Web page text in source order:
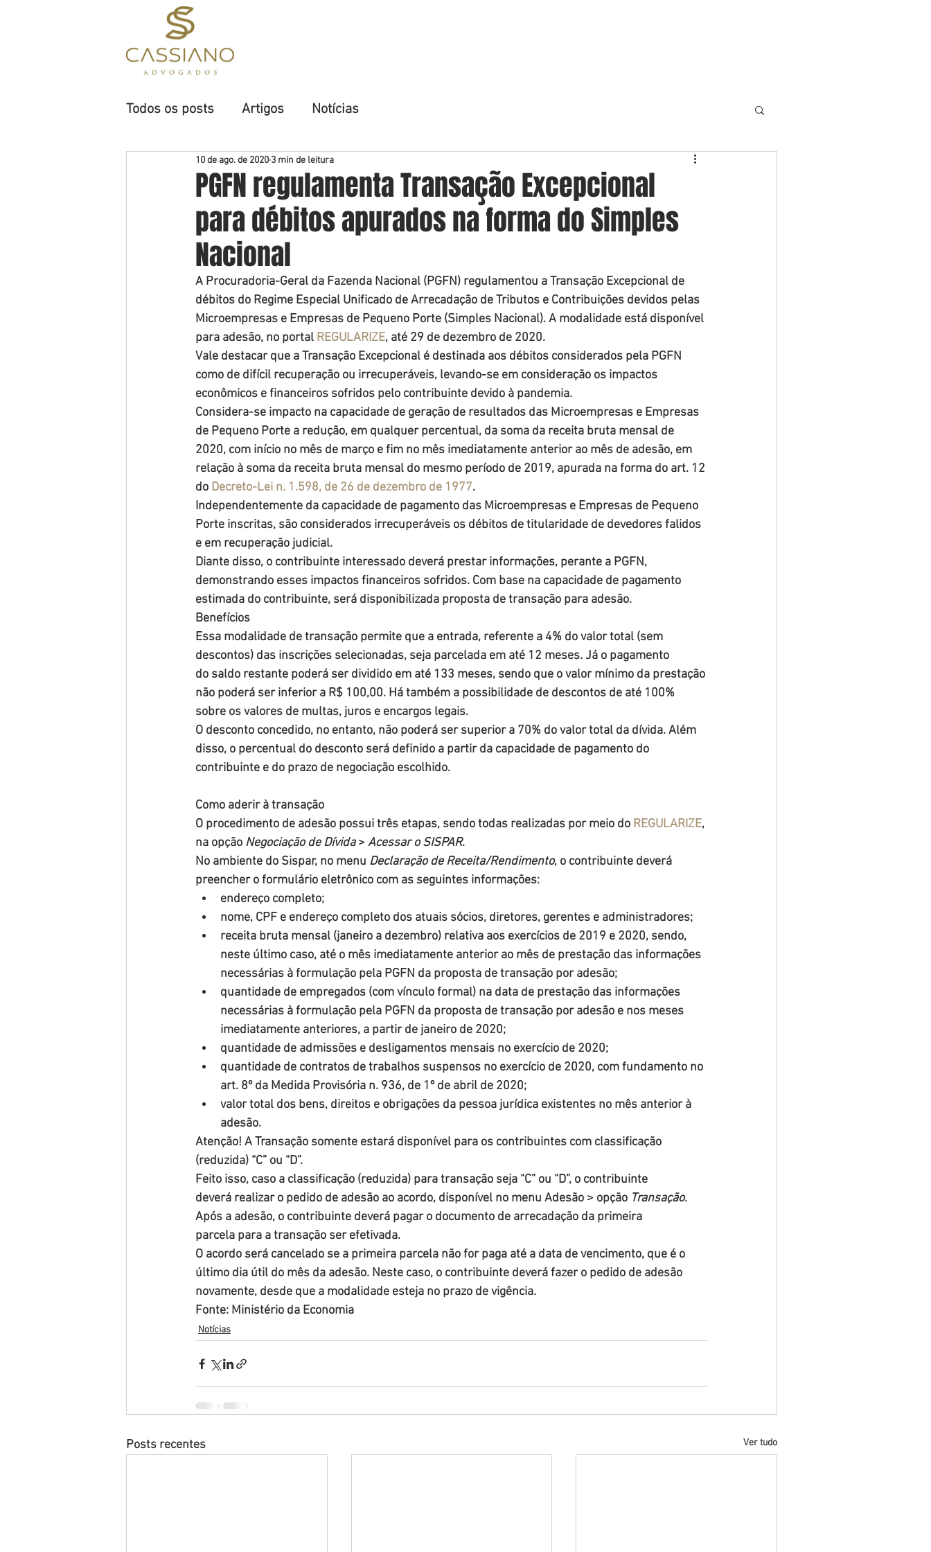
Todos os posts Artigos Notícias
PGFN regulamenta Transação Excepcional
para débitos apurados na forma do Simples
Nacional
10 de ago. de 2020 3 min de leitura
A Procuradoria-Geral da Fazenda Nacional (PGFN) regulamentou a Transação Excepcional de
débitos do Regime Especial Unificado de Arrecadação de Tributos e Contribuições devidos pelas
Microempresas e Empresas de Pequeno Porte (Simples Nacional). A modalidade está disponível
para adesão, no portal REGULARIZE, até 29 de dezembro de 2020.
Vale destacar que a Transação Excepcional é destinada aos débitos considerados pela PGFN
como de difícil recuperação ou irrecuperáveis, levando-se em consideração os impactos
econômicos e financeiros sofridos pelo contribuinte devido à pandemia.
Considera-se impacto na capacidade de geração de resultados das Microempresas e Empresas
de Pequeno Porte a redução, em qualquer percentual, da soma da receita bruta mensal de
2020, com início no mês de março e fim no mês imediatamente anterior ao mês de adesão, em
relação à soma da receita bruta mensal do mesmo período de 2019, apurada na forma do art. 12
do Decreto-Lei n. 1.598, de 26 de dezembro de 1977.
Independentemente da capacidade de pagamento das Microempresas e Empresas de Pequeno
Porte inscritas, são considerados irrecuperáveis os débitos de titularidade de devedores falidos
e em recuperação judicial.
Diante disso, o contribuinte interessado deverá prestar informações, perante a PGFN,
demonstrando esses impactos financeiros sofridos. Com base na capacidade de pagamento
estimada do contribuinte, será disponibilizada proposta de transação para adesão.
Benefícios
Essa modalidade de transação permite que a entrada, referente a 4% do valor total (sem
descontos) das inscrições selecionadas, seja parcelada em até 12 meses. Já o pagamento
do saldo restante poderá ser dividido em até 133 meses, sendo que o valor mínimo da prestação
não poderá ser inferior a R$ 100,00. Há também a possibilidade de descontos de até 100%
sobre os valores de multas, juros e encargos legais.
O desconto concedido, no entanto, não poderá ser superior a 70% do valor total da dívida. Além
disso, o percentual do desconto será definido a partir da capacidade de pagamento do
contribuinte e do prazo de negociação escolhido.
Como aderir à transação
O procedimento de adesão possui três etapas, sendo todas realizadas por meio do REGULARIZE,
na opção Negociação de Dívida > Acessar o SISPAR.
No ambiente do Sispar, no menu Declaração de Receita/Rendimento, o contribuinte deverá
preencher o formulário eletrônico com as seguintes informações:
endereço completo;
nome, CPF e endereço completo dos atuais sócios, diretores, gerentes e administradores;
receita bruta mensal (janeiro a dezembro) relativa aos exercícios de 2019 e 2020, sendo,
neste último caso, até o mês imediatamente anterior ao mês de prestação das informações
necessárias à formulação pela PGFN da proposta de transação por adesão;
quantidade de empregados (com vínculo formal) na data de prestação das informações
necessárias à formulação pela PGFN da proposta de transação por adesão e nos meses
imediatamente anteriores, a partir de janeiro de 2020;
quantidade de admissões e desligamentos mensais no exercício de 2020;
quantidade de contratos de trabalhos suspensos no exercício de 2020, com fundamento no
art. 8º da Medida Provisória n. 936, de 1º de abril de 2020;
valor total dos bens, direitos e obrigações da pessoa jurídica existentes no mês anterior à
adesão.
Atenção! A Transação somente estará disponível para os contribuintes com classificação
(reduzida) “C” ou “D”.
Feito isso, caso a classificação (reduzida) para transação seja “C” ou “D”, o contribuinte
deverá realizar o pedido de adesão ao acordo, disponível no menu Adesão > opção Transação.
Após a adesão, o contribuinte deverá pagar o documento de arrecadação da primeira
parcela para a transação ser efetivada.
O acordo será cancelado se a primeira parcela não for paga até a data de vencimento, que é o
último dia útil do mês da adesão. Neste caso, o contribuinte deverá fazer o pedido de adesão
novamente, desde que a modalidade esteja no prazo de vigência.
Fonte: Ministério da Economia
Notícias
Posts recentes Ver tudo